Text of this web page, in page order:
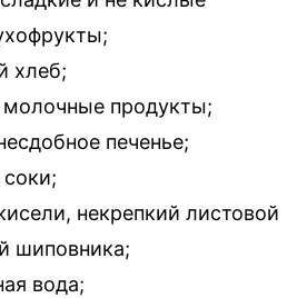
хлеб;
продукты;
печенье;
некрепкий листовой
шиповника;
вода;